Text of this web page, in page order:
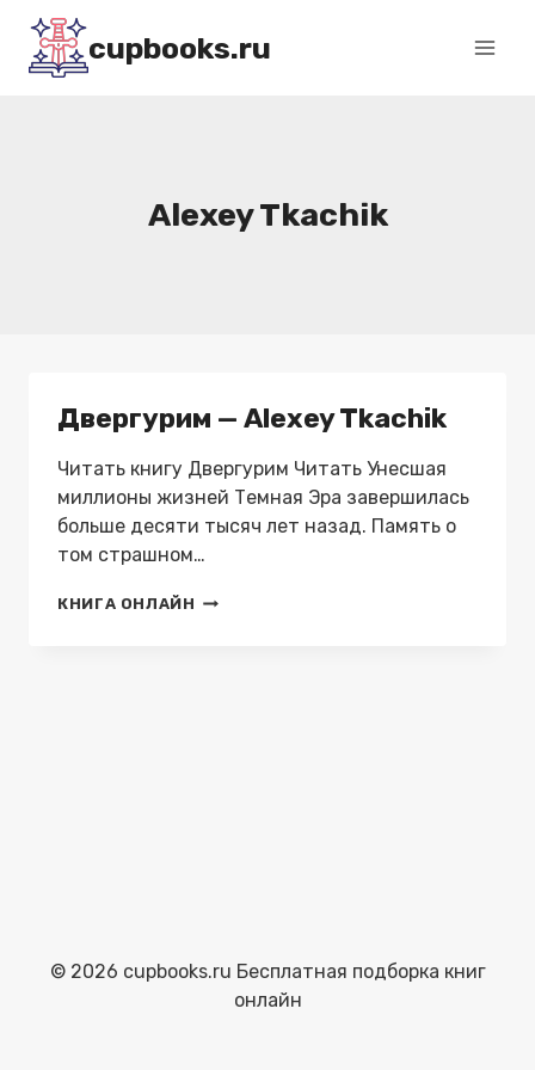
Перейти
содержимому
cupbooks.ru
Alexey Tkachik
Двергурим — Alexey Tkachik
Читать книгу Двергурим Читать Унесшая
миллионы жизней Темная Эра завершилась
больше десяти тысяч лет назад. Память о
том страшном…
КНИГА ОНЛАЙН ДВЕРГУРИМ
© 2026 cupbooks.ru Бесплатная подборка книг
онлайн